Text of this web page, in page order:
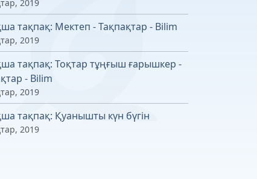
2019
тақпақ: Мектеп - Тақпақтар - Bilim
2019
тақпақ: Тоқтар тұңғыш ғарышкер -
- Bilim
2019
тақпақ: Қуанышты күн бүгін
2019